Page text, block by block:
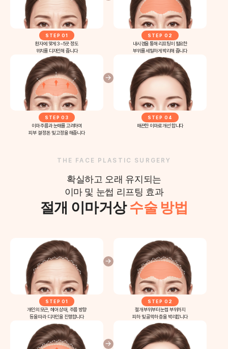
STEP 01
환자에 맞게 3~5곳 정도
위치를 디자인해 줍니다
STEP 02
내시경을 통해 리프팅이 필요한
부위를 세밀하게 박리해 줍니다
STEP 03
이마 주름과 눈매를 고려하여
피부 결 정돈 및 고정을 해줍니다
STEP 04
매끈한 이마로 개선 합니다
THE FACE PLASTIC SURGERY
확실하고 오래 유지되는
이마 및 눈썹 리프팅 효과
절개 이마거상수술 방법
STEP 01
개인의 모근, 헤어 상태, 주름 방향
등을 따라 디자인을 진행합니다
STEP 02
절개 부위부터 눈썹 부위까지
피하 및 골막하 층을 박리합니다